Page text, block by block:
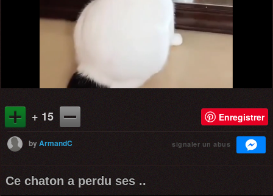
+ 15 Enregistrer
byArmandC signaler un abus
Ce chaton a perdu ses ..